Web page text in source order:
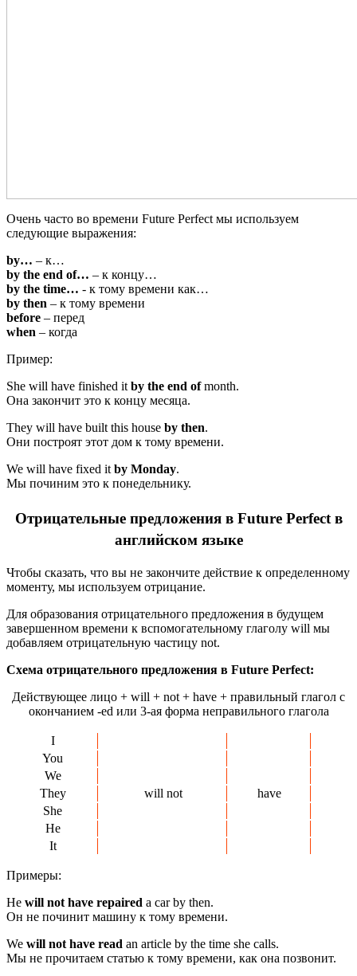
Очень часто во времени Future Perfect мы используем
следующие выражения:
by… – к…
by the end of… – к концу…
by the time… - к тому времени как…
by then – к тому времени
before – перед
when – когда
Пример:
She will have finished it by the end ofmonth.
Она закончит это к концу месяца.
They will have built this house by then.
Они построят этот дом к тому времени.
We will have fixed it by Monday.
Мы починим это к понедельнику.
Отрицательные предложения в Future Perfect в
английском языке
Чтобы сказать, что вы не закончите действие к определенному
моменту, мы используем отрицание.
Для образования отрицательного предложения в будущем
завершенном времени к вспомогательному глаголу will мы
добавляем отрицательную частицу not.
Схема отрицательного предложения в Future Perfect:
Действующее лицо + will + not + have + правильный глагол с
окончанием -ed или 3-ая форма неправильного глагола
I
You
We
They
will not
have
She
He
It
Примеры:
He will not have repaired a car by then.
Он не починит машину к тому времени.
We will not have read an article by the time she calls.
Мы не прочитаем статью к тому времени, как она позвонит.